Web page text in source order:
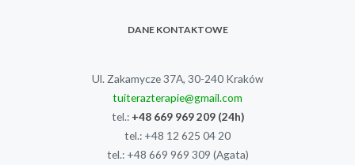
DANE KONTAKTOWE
Ul. Zakamycze 37A, 30-240 Kraków
tuiterazterapie@gmail.com
tel.: +48 669 969 209(24h)
tel.: +48 12 625 04 20
tel.: +48 669 969 309 (Agata)